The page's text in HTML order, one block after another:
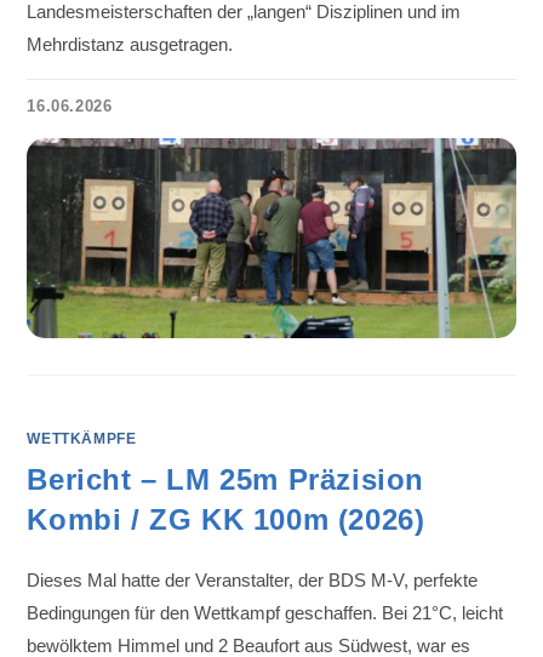
Landesmeisterschaften der „langen“ Disziplinen und im
Mehrdistanz ausgetragen.
16.06.2026
WETTKÄMPFE
Bericht – LM 25m Präzision
Kombi / ZG KK 100m (2026)
Dieses Mal hatte der Veranstalter, der BDS M-V, perfekte
Bedingungen für den Wettkampf geschaffen. Bei 21°C, leicht
bewölktem Himmel und 2 Beaufort aus Südwest, war es